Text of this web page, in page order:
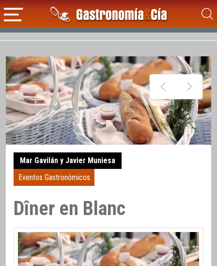
Mar Gavilán y Javier Muniesa
Eventos Gastronómicos
Dîner en Blanc